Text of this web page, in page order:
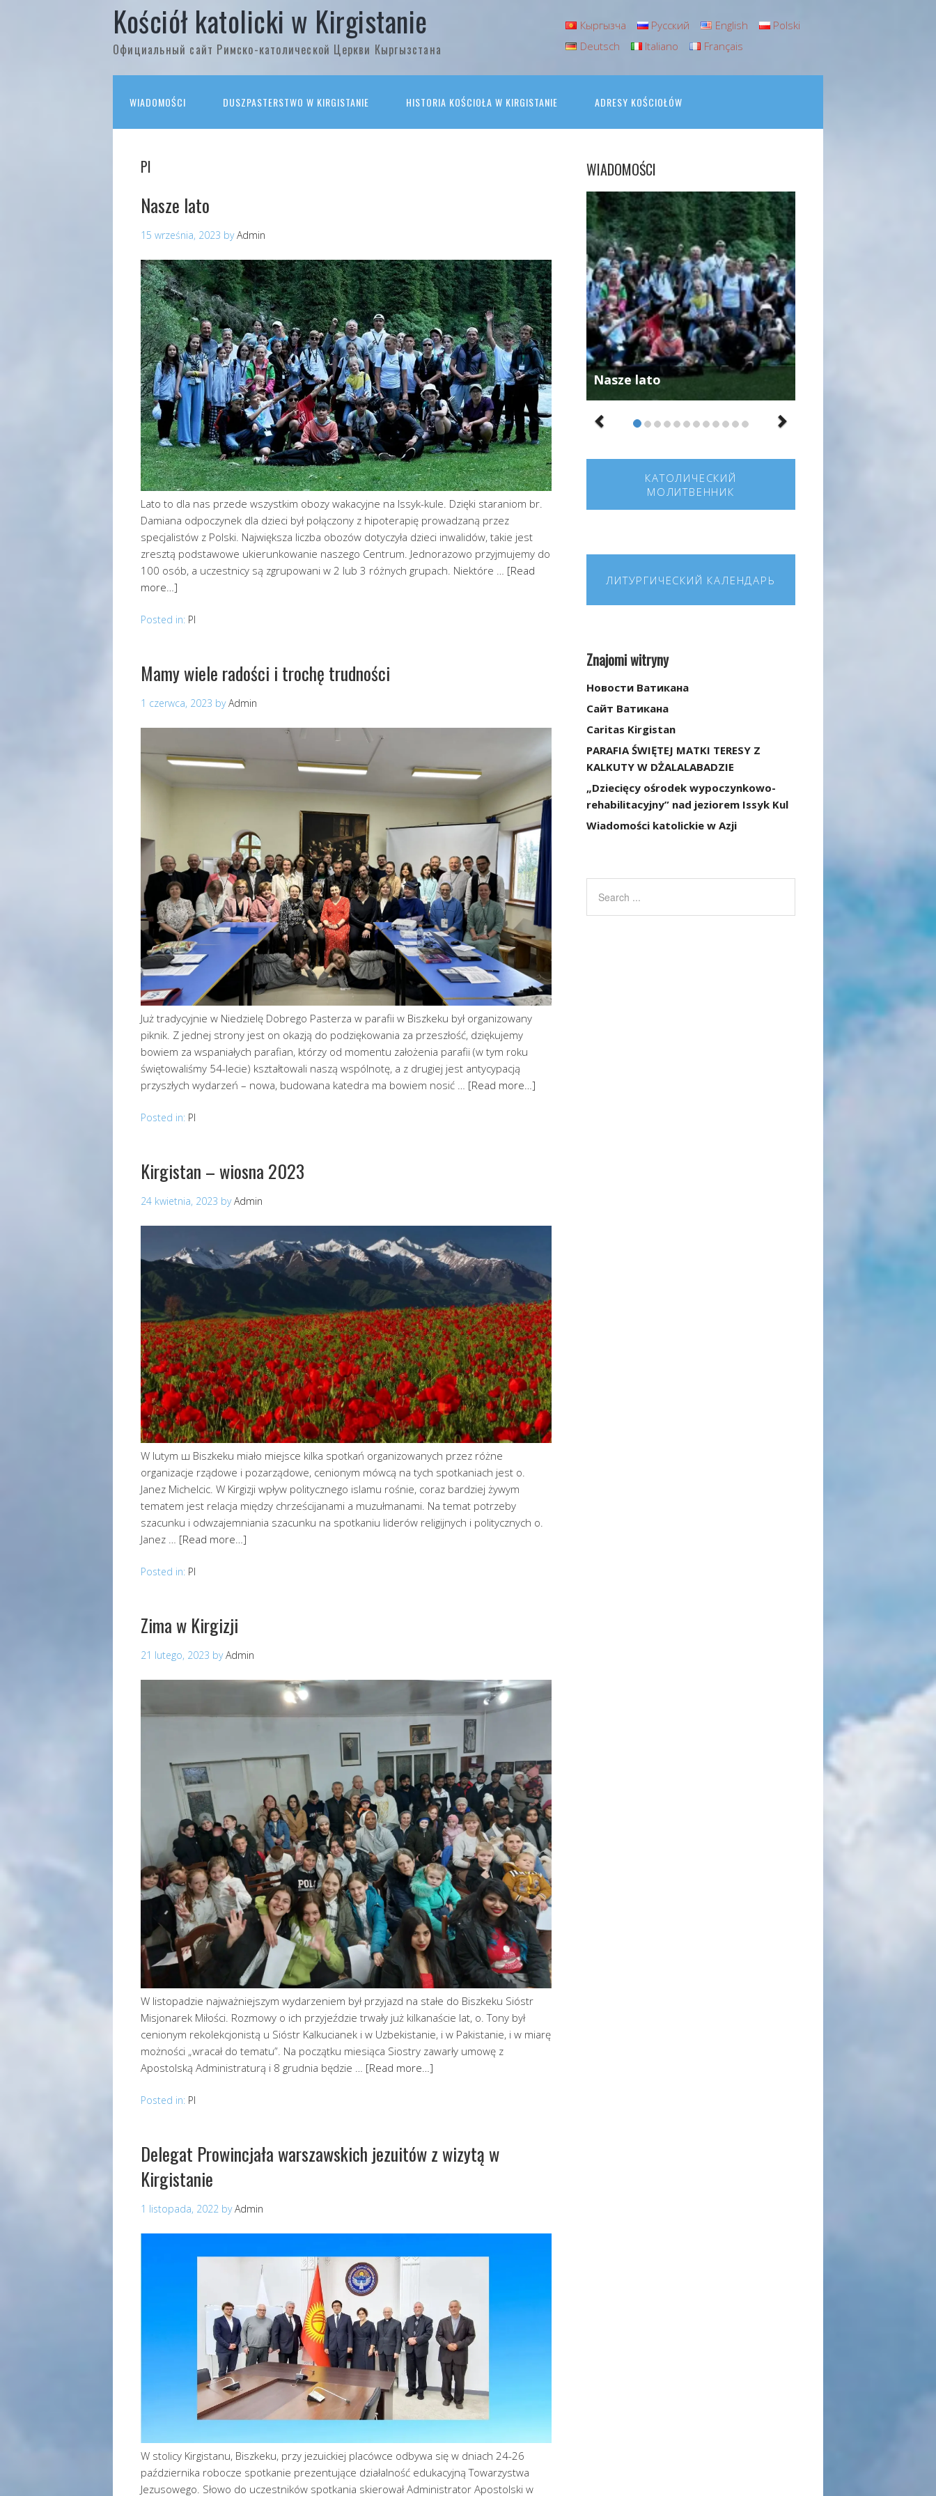
Kościół katolicki w Kirgistanie
Официальный сайт Римско-католической Церкви Кыргызстана
Кыргызча Русский English
Polski
Deutsch
Italiano Français
WIADOMOŚCI DUSZPASTERSTWO W KIRGISTANIE HISTORIA KOŚCIOŁA W KIRGISTANIE ADRESY KOŚCIOŁÓW
Pl
Nasze lato
15 września, 2023 byAdmin
Lato to dla nas przede wszystkim obozy wakacyjne na Issyk-kule. Dzięki staraniom br.
Damiana odpoczynek dla dzieci był połączony z hipoterapię prowadzaną przez
specjalistów z Polski. Największa liczba obozów dotyczyła dzieci inwalidów, takie jest
zresztą podstawowe ukierunkowanie naszego Centrum. Jednorazowo przyjmujemy do
100 osób, a uczestnicy są zgrupowani w 2 lub 3 różnych grupach. Niektóre … [Read
more…]
Posted in: Pl
Mamy wiele radości i trochę trudności
1 czerwca, 2023 byAdmin
Już tradycyjnie w Niedzielę Dobrego Pasterza w parafii w Biszkeku był organizowany
piknik. Z jednej strony jest on okazją do podziękowania za przeszłość, dziękujemy
bowiem za wspaniałych parafian, którzy od momentu założenia parafii (w tym roku
świętowaliśmy 54-lecie) kształtowali naszą wspólnotę, a z drugiej jest antycypacją
przyszłych wydarzeń – nowa, budowana katedra ma bowiem nosić … [Read more…]
Posted in: Pl
Kirgistan – wiosna 2023
24 kwietnia, 2023 byAdmin
W lutym ш Biszkeku miało miejsce kilka spotkań organizowanych przez różne
organizacje rządowe i pozarządowe, cenionym mówcą na tych spotkaniach jest o.
Janez Michelcic. W Kirgizji wpływ politycznego islamu rośnie, coraz bardziej żywym
tematem jest relacja między chrześcijanami a muzułmanami. Na temat potrzeby
szacunku i odwzajemniania szacunku na spotkaniu liderów religijnych i politycznych o.
Janez … [Read more…]
Posted in: Pl
Zima w Kirgizji
21 lutego, 2023 byAdmin
W listopadzie najważniejszym wydarzeniem był przyjazd na stałe do Biszkeku Sióstr
Misjonarek Miłości. Rozmowy o ich przyjeździe trwały już kilkanaście lat, o. Tony był
cenionym rekolekcjonistą u Sióstr Kalkucianek i w Uzbekistanie, i w Pakistanie, i w miarę
możności „wracał do tematu”. Na początku miesiąca Siostry zawarły umowę z
Apostolską Administraturą i 8 grudnia będzie … [Read more…]
Posted in: Pl
Delegat Prowincjała warszawskich jezuitów z wizytą w
Kirgistanie
1 listopada, 2022 byAdmin
W stolicy Kirgistanu, Biszkeku, przy jezuickiej placówce odbywa się w dniach 24-26
października robocze spotkanie prezentujące działalność edukacyjną Towarzystwa
Jezusowego. Słowo do uczestników spotkania skierował Administrator Apostolski w
WIADOMOŚCI
Nasze lato
КАТОЛИЧЕСКИЙ
МОЛИТВЕННИК
ЛИТУРГИЧЕСКИЙ КАЛЕНДАРЬ
Znajomi witryny
Новости Ватикана
Сайт Ватикана
Caritas Kirgistan
PARAFIA ŚWIĘTEJ MATKI TERESY Z
KALKUTY W DŻALALABADZIE
„Dziecięcy ośrodek wypoczynkowo-
rehabilitacyjny” nad jeziorem Issyk Kul
Wiadomości katolickie w Azji